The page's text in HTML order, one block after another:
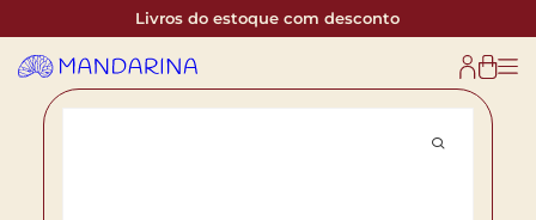
Livros do estoque com desconto